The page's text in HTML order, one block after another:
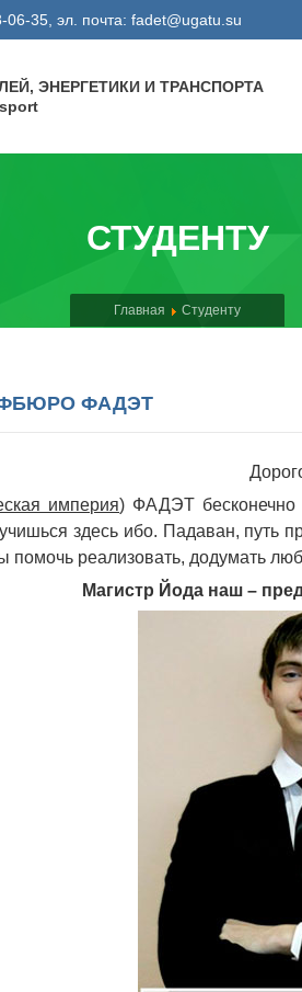
35, эл. почта: fadet@ugatu.su
ЭНЕРГЕТИКИ И ТРАНСПОРТА
СТУДЕНТУ
Главная Студенту
ФАДЭТ
империя) ФАДЭТ
здесь ибо. Падаван,
помочь реализовать, додумать
Магистр Йода наш –